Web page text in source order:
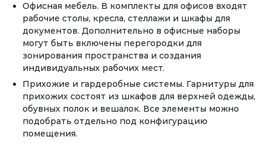
Офисная мебель. В комплекты для офисов входят
рабочие столы, кресла, стеллажи и шкафы для
документов. Дополнительно в офисные наборы
могут быть включены перегородки для
зонирования пространства и создания
индивидуальных рабочих мест.
Прихожие и гардеробные системы. Гарнитуры для
прихожих состоят из шкафов для верхней одежды,
обувных полок и вешалок. Все элементы можно
подобрать отдельно под конфигурацию
помещения.